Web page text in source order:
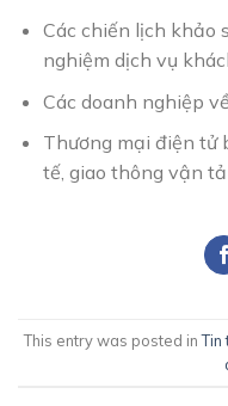
Các chiến lịch khảo
nghiệm dịch vụ
Các doanh nghiệp
Thương mại điện tử
tế, giao thông vận
This entry was posted inTin